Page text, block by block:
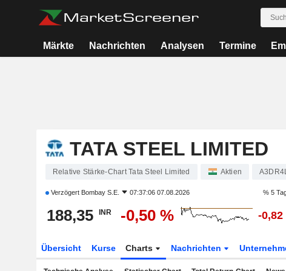
Märkte Nachrichten Analysen Termine
TATA STEEL LIMITED
Relative Stärke-Chart Tata Steel Limited Aktien
Verzögert Bombay S.E. 07:37:06 07.08.2026 % 5
188,35 INR -0,50 % -0,82
Übersicht Kurse Charts Nachrichten